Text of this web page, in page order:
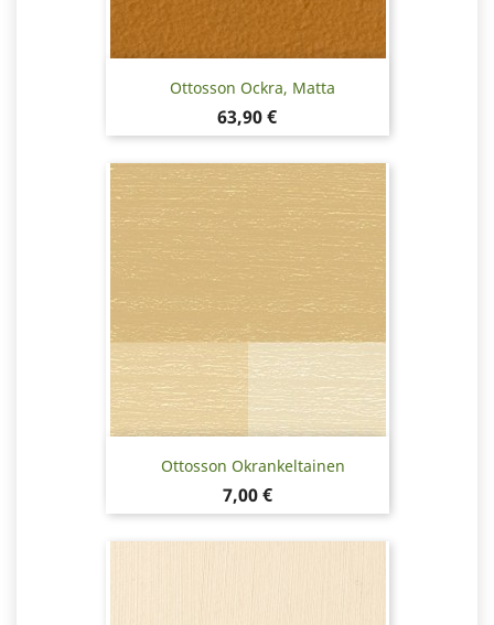
Ottosson Ockra, Matta
Hinta
63,90 €
Ottosson Okrankeltainen
Hinta
7,00 €